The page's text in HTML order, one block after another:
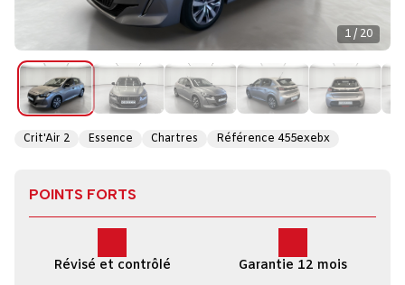
1 / 20
Crit'Air 2 Essence Chartres Référence 455exebx
POINTS FORTS
Révisé et contrôlé Garantie 12 mois